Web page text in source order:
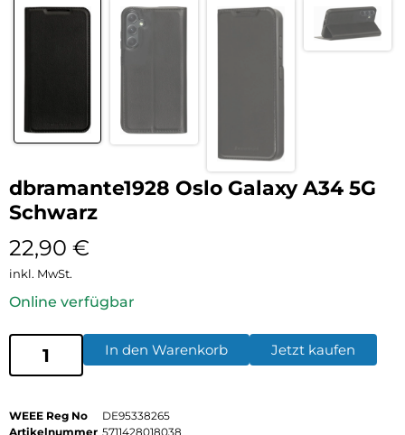
dbramante1928 Oslo Galaxy A34 5G
Schwarz
22,90 €
inkl. MwSt.
Online verfügbar
In den Warenkorb Jetzt kaufen
WEEE Reg No
DE95338265
Artikelnummer 5711428018038